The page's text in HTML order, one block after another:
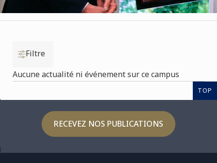
Filtre
Aucune actualité ni événement sur ce campus
TOP
RECEVEZ NOS PUBLICATIONS